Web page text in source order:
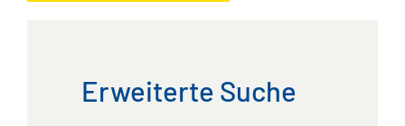
Erweiterte Suche